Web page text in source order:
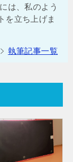
は、私のよう
を立ち上げま
執筆記事一覧